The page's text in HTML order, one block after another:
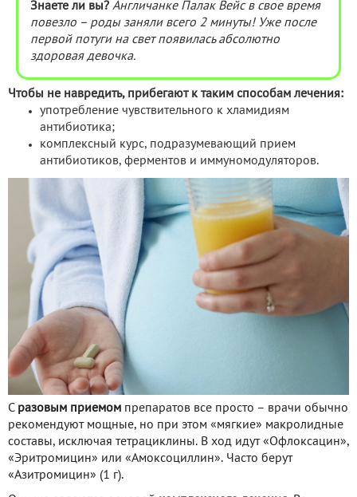
Знаете ли вы? Англичанке Палак Вейс в свое время
повезло – роды заняли всего 2 минуты! Уже после
первой потуги на свет появилась абсолютно
здоровая девочка.
Чтобы не навредить, прибегают к таким способам лечения:
употребление чувствительного к хламидиям
антибиотика;
комплексный курс, подразумевающий прием
антибиотиков, ферментов и иммуномодуляторов.
С разовым приемом препаратов все просто – врачи обычно
рекомендуют мощные, но при этом «мягкие» макролидные
составы, исключая тетрациклины. В ход идут «Офлоксацин»,
«Эритромицин» или «Амоксоциллин». Часто берут
«Азитромицин» (1 г).